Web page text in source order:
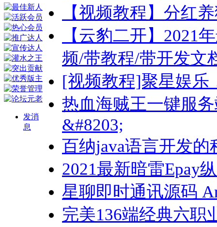
发消
息
【视频教程】分红
【云豹二开】2021
频/带教程/带开发文
[视频教程]聚星娱乐
热血海贼王一键服
&#8203;
百纳java语言开发
2021最新暗雷Epay
星聊即时通讯源码
完美136端经典六职